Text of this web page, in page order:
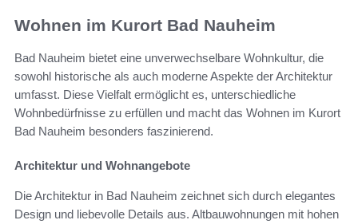
Wohnen im Kurort Bad Nauheim
Bad Nauheim bietet eine unverwechselbare Wohnkultur, die
sowohl historische als auch moderne Aspekte der Architektur
umfasst. Diese Vielfalt ermöglicht es, unterschiedliche
Wohnbedürfnisse zu erfüllen und macht das Wohnen im Kurort
Bad Nauheim besonders faszinierend.
Architektur und Wohnangebote
Die Architektur in Bad Nauheim zeichnet sich durch elegantes
Design und liebevolle Details aus. Altbauwohnungen mit hohen